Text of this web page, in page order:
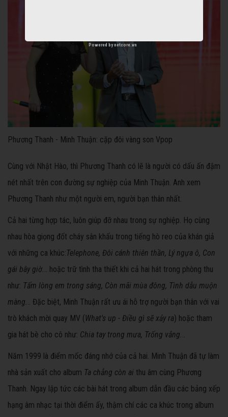
Phương Thanh - Minh Thuận: cặp đôi vàng son Vpop
Cùng với Nhật Hào, thì Phương Thanh có lẽ là người có dấu ấn đậm
nét nhất trên con đường sự nghiệp của Minh Thuận. Anh xem
Phương Thanh như một người em, người bạn thân nhất.
Cả hai từng hợp tác, luôn giúp đỡ nhau trong sự nghiệp. Họ cùng
nhau hòa giọng đốt cháy sân khấu trong tiếng hò reo của khán giả
với những ca khúc:Telephone, Đôi cánh thiên thần, Lý ngựa ô, Con
gái bây giờ... hoặc trữ tình tha thiết khi cả hai hát trong phòng thu
như: Tấm lòng em trong sáng, Còn mãi mùa đông, Tình dẫu muộn
màng... Đặc biệt, Minh Thuận rất ưu ái hỗ trợ người bạn thân với vai
trò khách mời quay MV ( What's up - Điều gì sẽ xảy ra) hoặc tham
gia hát bè cho cô như: Chia tay trong mưa, Trống vắng...
Năm 1999 là điểm mốc đáng nhớ của cả hai. Minh Thuận đã tự làm
nhà sản xuất cho album Ta chẳng còn ai thu âm cùng Phương
Thanh. Ngay lập tức các bài hát trong album dẫn đầu các bảng xếp
hạng âm nhạc tại thời điểm ấy, thậm chí các ca khúc trong album
Powered bynetcore.vn